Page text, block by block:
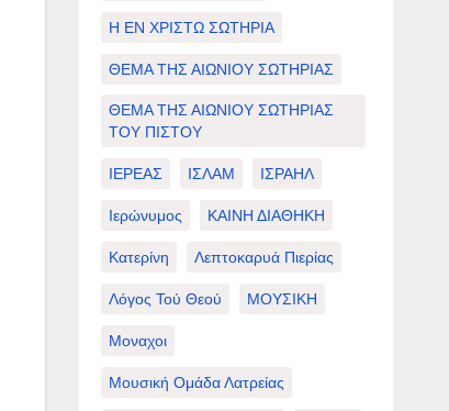
Η ΕΝ ΧΡΙΣΤΩ ΣΩΤΗΡΙΑ
ΘΕΜΑ ΤΗΣ ΑΙΩΝΙΟΥ ΣΩΤΗΡΙΑΣ
ΘΕΜΑ ΤΗΣ ΑΙΩΝΙΟΥ ΣΩΤΗΡΙΑΣ
ΤΟΥ ΠΙΣΤΟΥ
ΙΕΡΕΑΣ ΙΣΛΑΜ ΙΣΡΑΗΛ
Ιερώνυμος ΚΑΙΝΗ ΔΙΑΘΗΚΗ
Κατερίνη Λεπτοκαρυά Πιερίας
Λόγος Τού Θεού ΜΟΥΣΙΚΗ
Μοναχοι
Μουσική Ομάδα Λατρείας